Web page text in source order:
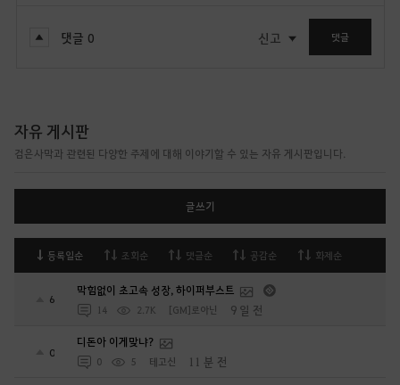
댓글 0 신고 댓글
자유 게시판
검은사막과 관련된 다양한 주제에 대해 이야기할 수 있는 자유 게시판입니다.
글쓰기
등록일순 조회순 댓글순 공감순 화제순
6
막힘없이 초고속 성장, 하이퍼부스트
14 2.7K [GM]로아닌 9 일 전
0
디돈아 이게맞냐?
0 5 테고신 11 분 전